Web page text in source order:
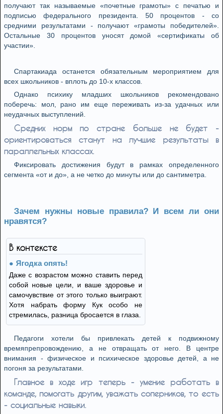
получают так называемые «почетные грамоты» с печатью и
подписью федерального президента. 50 процентов - со
средними результатами - получают «грамоты победителей».
Остальные 30 процентов уносят домой «сертификаты об
участии».
Спартакиада останется обязательным мероприятием для
всех школьников - вплоть до 10-х классов.
Однако психику младших школьников рекомендовано
поберечь: мол, рано им еще переживать из-за удачных или
неудачных выступлений.
Средних норм по стране больше не будет -
ориентироваться станут на лучшие результаты в
параллельных классах.
Фиксировать достижения будут в рамках определенного
сегмента «от и до», а не четко до минуты или до сантиметра.
Зачем нужны новые правила? И всем ли они
нравятся?
В контексте
Ягодка опять!
Даже с возрастом можно ставить перед
собой новые цели, и ваше здоровье и
самочувствие от этого только выиграют.
Хотя набрать форму Кук особо не
стремилась, разница бросается в глаза.
Педагоги хотели бы привлекать детей к подвижному
времяпрепровождению, а не отвращать от него. В центре
внимания - физическое и психическое здоровье детей, а не
погоня за результатами.
Главное в ходе игр теперь - умение работать в
команде, помогать другим, уважать соперников, то есть
- социальные навыки.